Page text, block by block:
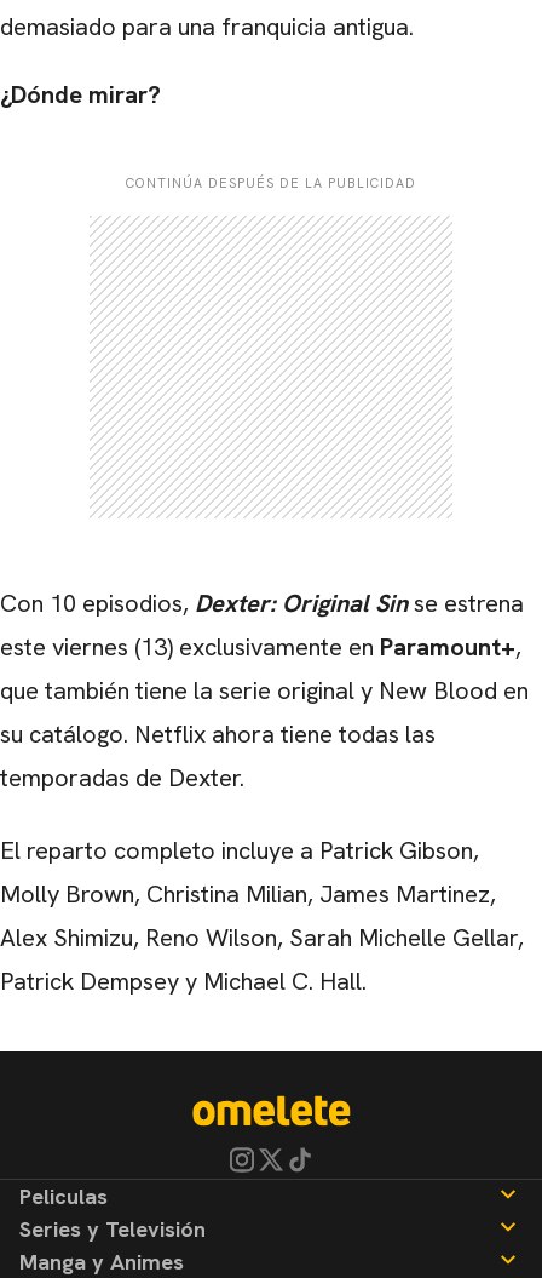
demasiado para una franquicia antigua.
¿Dónde mirar?
CONTINÚA DESPUÉS DE LA PUBLICIDAD
Con 10 episodios, Dexter: Original Sinse estrena
este viernes (13) exclusivamente en Paramount+,
que también tiene la serie original y New Blood en
su catálogo. Netflix ahora tiene todas las
temporadas de Dexter.
El reparto completo incluye a Patrick Gibson,
Molly Brown, Christina Milian, James Martinez,
Alex Shimizu, Reno Wilson, Sarah Michelle Gellar,
Patrick Dempsey y Michael C. Hall.
Peliculas
Noticias
Reseñas
Series y Televisión
Manga y Animes